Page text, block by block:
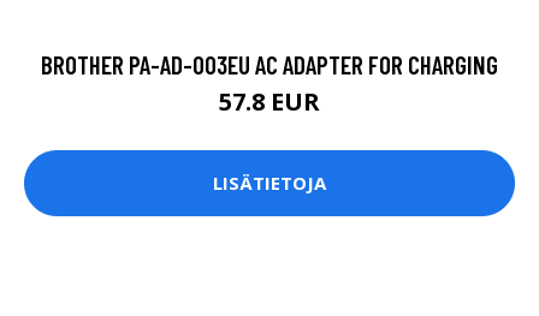
BROTHER PA-AD-003EU AC ADAPTER FOR CHARGING
57.8 EUR
LISÄTIETOJA